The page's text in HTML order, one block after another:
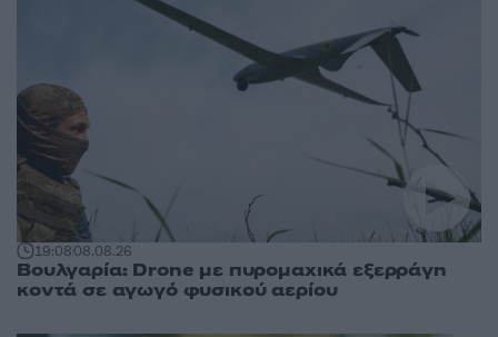
19:0808.08.26
Βουλγαρία: Drone με πυρομαχικά εξερράγη
κοντά σε αγωγό φυσικού αερίου